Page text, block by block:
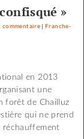
»
commentaire on
les
scories
de
la
crue…
Franche-
en 2013
une
forêt de Chailluz
qui ne prend
réchauffement